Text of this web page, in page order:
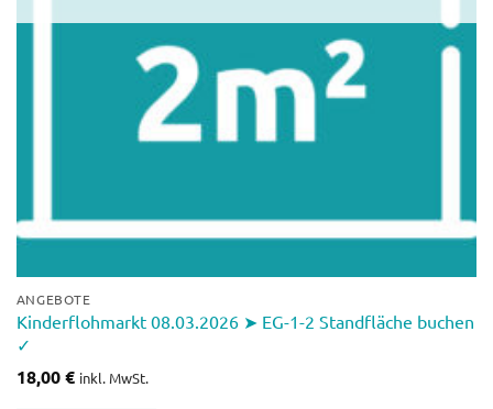
ANGEBOTE
Kinderflohmarkt 08.03.2026 ➤ EG-1-2 Standfläche buchen
✓
18,00€ inkl. MwSt.